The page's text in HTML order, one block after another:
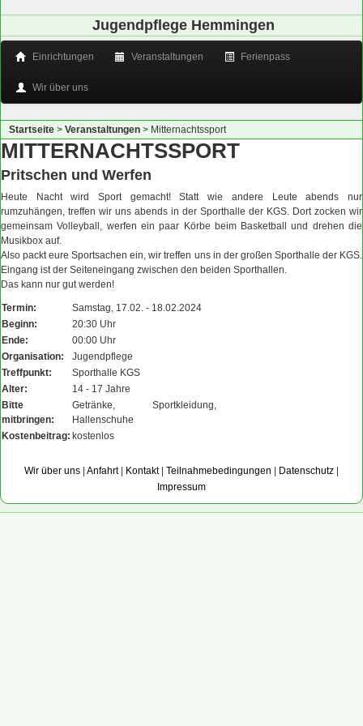
Jugendpflege Hemmingen
Einrichtungen Veranstaltungen Ferienpass
Wir über uns
Startseite > Veranstaltungen > Mitternachtssport
MITTERNACHTSSPORT
Pritschen und Werfen
Heute Nacht wird Sport gemacht! Statt wie andere Leute abends nur
rumzuhängen, treffen wir uns abends in der Sporthalle der KGS. Dort zocken wir
gemeinsam Volleyball, werfen ein paar Körbe beim Basketball und drehen die
Musikbox auf.
Also packt eure Sportsachen ein, wir treffen uns in der großen Sporthalle der KGS.
Eingang ist der Seiteneingang zwischen den beiden Sporthallen.
Das kann nur gut werden!
Termin:
Samstag, 17.02. - 18.02.2024
Beginn:
20:30 Uhr
Ende:
00:00 Uhr
Organisation:
Jugendpflege
Treffpunkt:
Sporthalle KGS
Alter:
14 - 17 Jahre
Bitte
mitbringen:
Getränke, Sportkleidung,
Hallenschuhe
Kostenbeitrag: kostenlos
Wir über uns Anfahrt| Kontakt| Teilnahmebedingungen Datenschutz
Impressum